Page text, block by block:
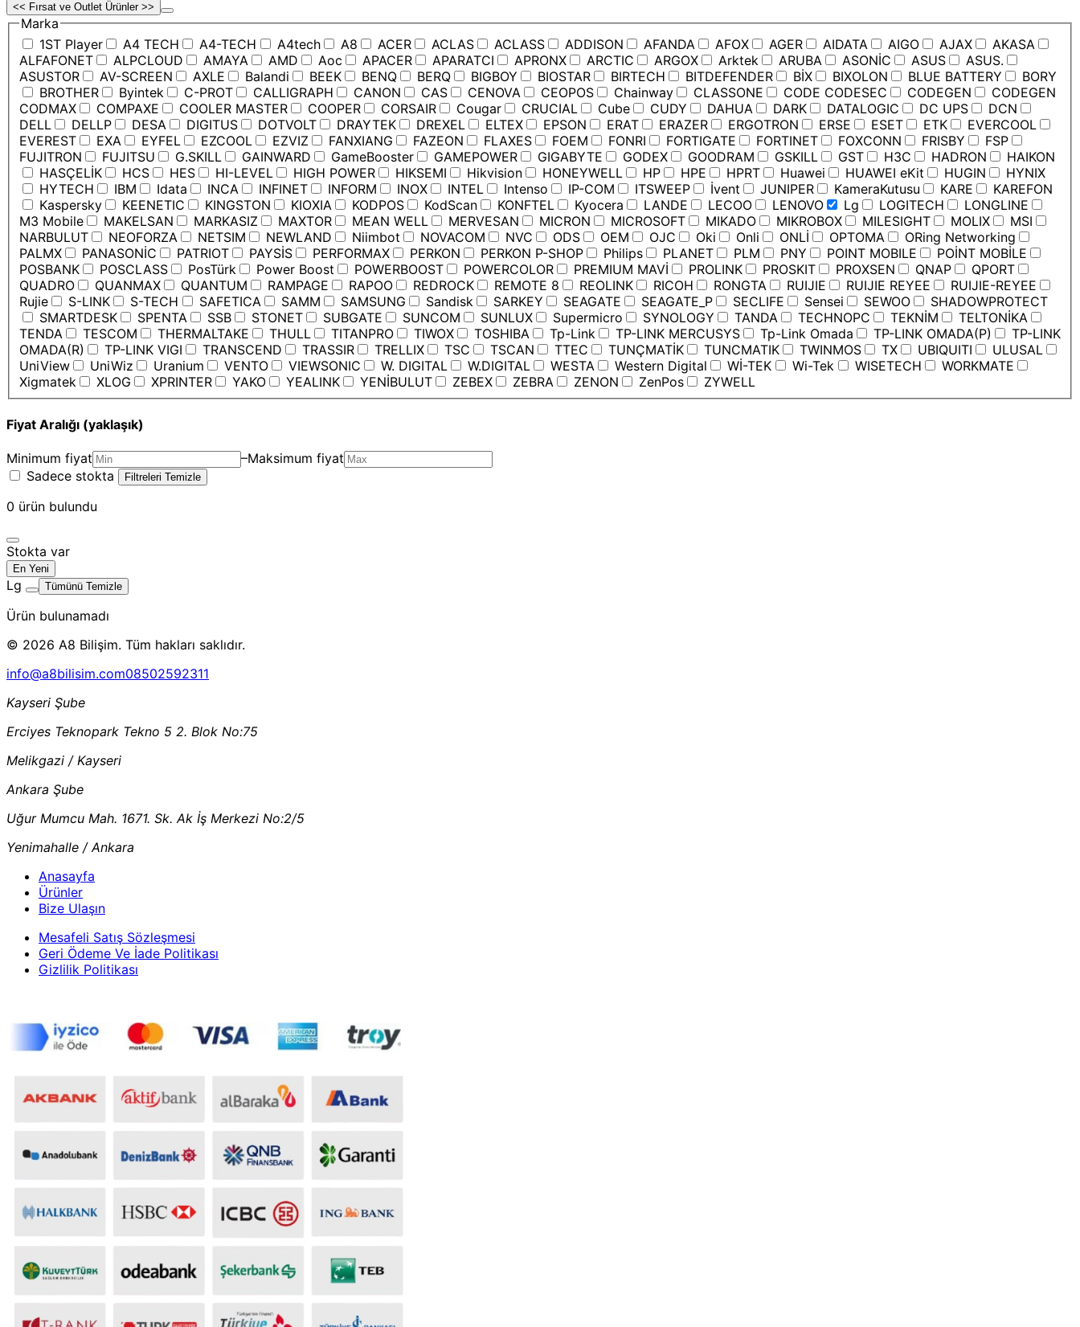
<< Fırsat ve Outlet Ürünler >>
Marka
1ST Player
A4 TECH A4-TECH A4tech A8 ACER ACLAS ACLASS ADDISON AFANDA AFOX AGER AIDATA AIGO AJAX
AKASA
ALFAFONET
ALPCLOUD AMAYA AMD Aoc APACER APARATCI APRONX ARCTIC ARGOX Arktek ARUBA ASONİC ASUS
ASUS.
ASUSTOR
AV-SCREEN AXLE Balandi BEEK BENQ BERQ BIGBOY BIOSTAR BIRTECH BITDEFENDER BİX BIXOLON BLUE BATTERY
BORY
BROTHER
Byintek C-PROT CALLIGRAPH CANON CAS CENOVA CEOPOS Chainway CLASSONE CODE CODESEC CODEGEN
CODEGEN
CODMAX
COMPAXE COOLER MASTER COOPER CORSAIR Cougar CRUCIAL Cube CUDY DAHUA DARK DATALOGIC DC UPS
DCN
DELL
DELLP DESA DIGITUS DOTVOLT DRAYTEK DREXEL ELTEX EPSON ERAT ERAZER ERGOTRON ERSE ESET ETK
EVERCOOL
EVEREST
EXA EYFEL EZCOOL EZVIZ FANXIANG FAZEON FLAXES FOEM FONRI FORTIGATE FORTINET FOXCONN FRISBY
FSP
FUJITRON
FUJITSU G.SKILL GAINWARD GameBooster GAMEPOWER GIGABYTE GODEX GOODRAM GSKILL GST H3C HADRON
HAIKON
HASÇELİK
HCS HES HI-LEVEL HIGH POWER HIKSEMI Hikvision HONEYWELL HP HPE HPRT Huawei HUAWEI eKit HUGIN
HYNIX
HYTECH
IBM Idata INCA INFINET INFORM INOX INTEL Intenso IP-COM ITSWEEP İvent JUNIPER KameraKutusu KARE
KAREFON
Kaspersky
KEENETIC KINGSTON KIOXIA KODPOS KodScan KONFTEL Kyocera LANDE LECOO LENOVO Lg LOGITECH
LONGLINE
M3 Mobile
MAKELSAN MARKASIZ MAXTOR MEAN WELL MERVESAN MICRON MICROSOFT MIKADO MIKROBOX MILESIGHT MOLIX
MSI
NARBULUT
NEOFORZA NETSIM NEWLAND Niimbot NOVACOM NVC ODS OEM OJC Oki Onli ONLİ OPTOMA
ORing Networking
PALMX
PANASONİC PATRIOT PAYSİS PERFORMAX PERKON PERKON P-SHOP Philips PLANET PLM PNY POINT MOBILE
POİNT MOBİLE
POSBANK
POSCLASS PosTürk Power Boost POWERBOOST POWERCOLOR PREMIUM MAVİ PROLINK PROSKIT PROXSEN QNAP
QPORT
QUADRO
QUANMAX QUANTUM RAMPAGE RAPOO REDROCK REMOTE 8 REOLINK RICOH RONGTA RUIJIE RUIJIE REYEE
RUIJIE-REYEE
Rujie
S-LINK S-TECH SAFETICA SAMM SAMSUNG Sandisk SARKEY SEAGATE SEAGATE_P SECLIFE Sensei SEWOO
SHADOWPROTECT
SMARTDESK
SPENTA SSB STONET SUBGATE SUNCOM SUNLUX Supermicro SYNOLOGY TANDA TECHNOPC TEKNİM
TELTONİKA
TENDA
TESCOM THERMALTAKE THULL TITANPRO TIWOX TOSHIBA Tp-Link TP-LINK MERCUSYS Tp-Link Omada TP-LINK OMADA(P)
TP-LINK
OMADA(R)
TP-LINK VIGI TRANSCEND TRASSIR TRELLIX TSC TSCAN TTEC TUNÇMATİK TUNCMATIK TWINMOS TX UBIQUITI
ULUSAL
UniView
UniWiz Uranium VENTO VIEWSONIC W. DIGITAL W.DIGITAL WESTA Western Digital Wİ-TEK Wi-Tek WISETECH
WORKMATE
Xigmatek
XLOG XPRINTER YAKO YEALINK YENİBULUT ZEBEX ZEBRA ZENON ZenPos ZYWELL
Fiyat Aralığı (yaklaşık)
Minimum fiyat –Maksimum fiyat
Sadece stokta
Filtreleri Temizle
0 ürün bulundu
Stokta var
En Yeni
Lg Tümünü Temizle
Ürün bulunamadı
© 2026 A8 Bilişim. Tüm hakları saklıdır.
info@a8bilisim.com08502592311
Kayseri Şube
Erciyes Teknopark Tekno 5 2. Blok No:75
Melikgazi / Kayseri
Ankara Şube
Uğur Mumcu Mah. 1671. Sk. Ak İş Merkezi No:2/5
Yenimahalle / Ankara
Anasayfa
Ürünler
Bize Ulaşın
Mesafeli Satış Sözleşmesi
Geri Ödeme Ve İade Politikası
Gizlilik Politikası